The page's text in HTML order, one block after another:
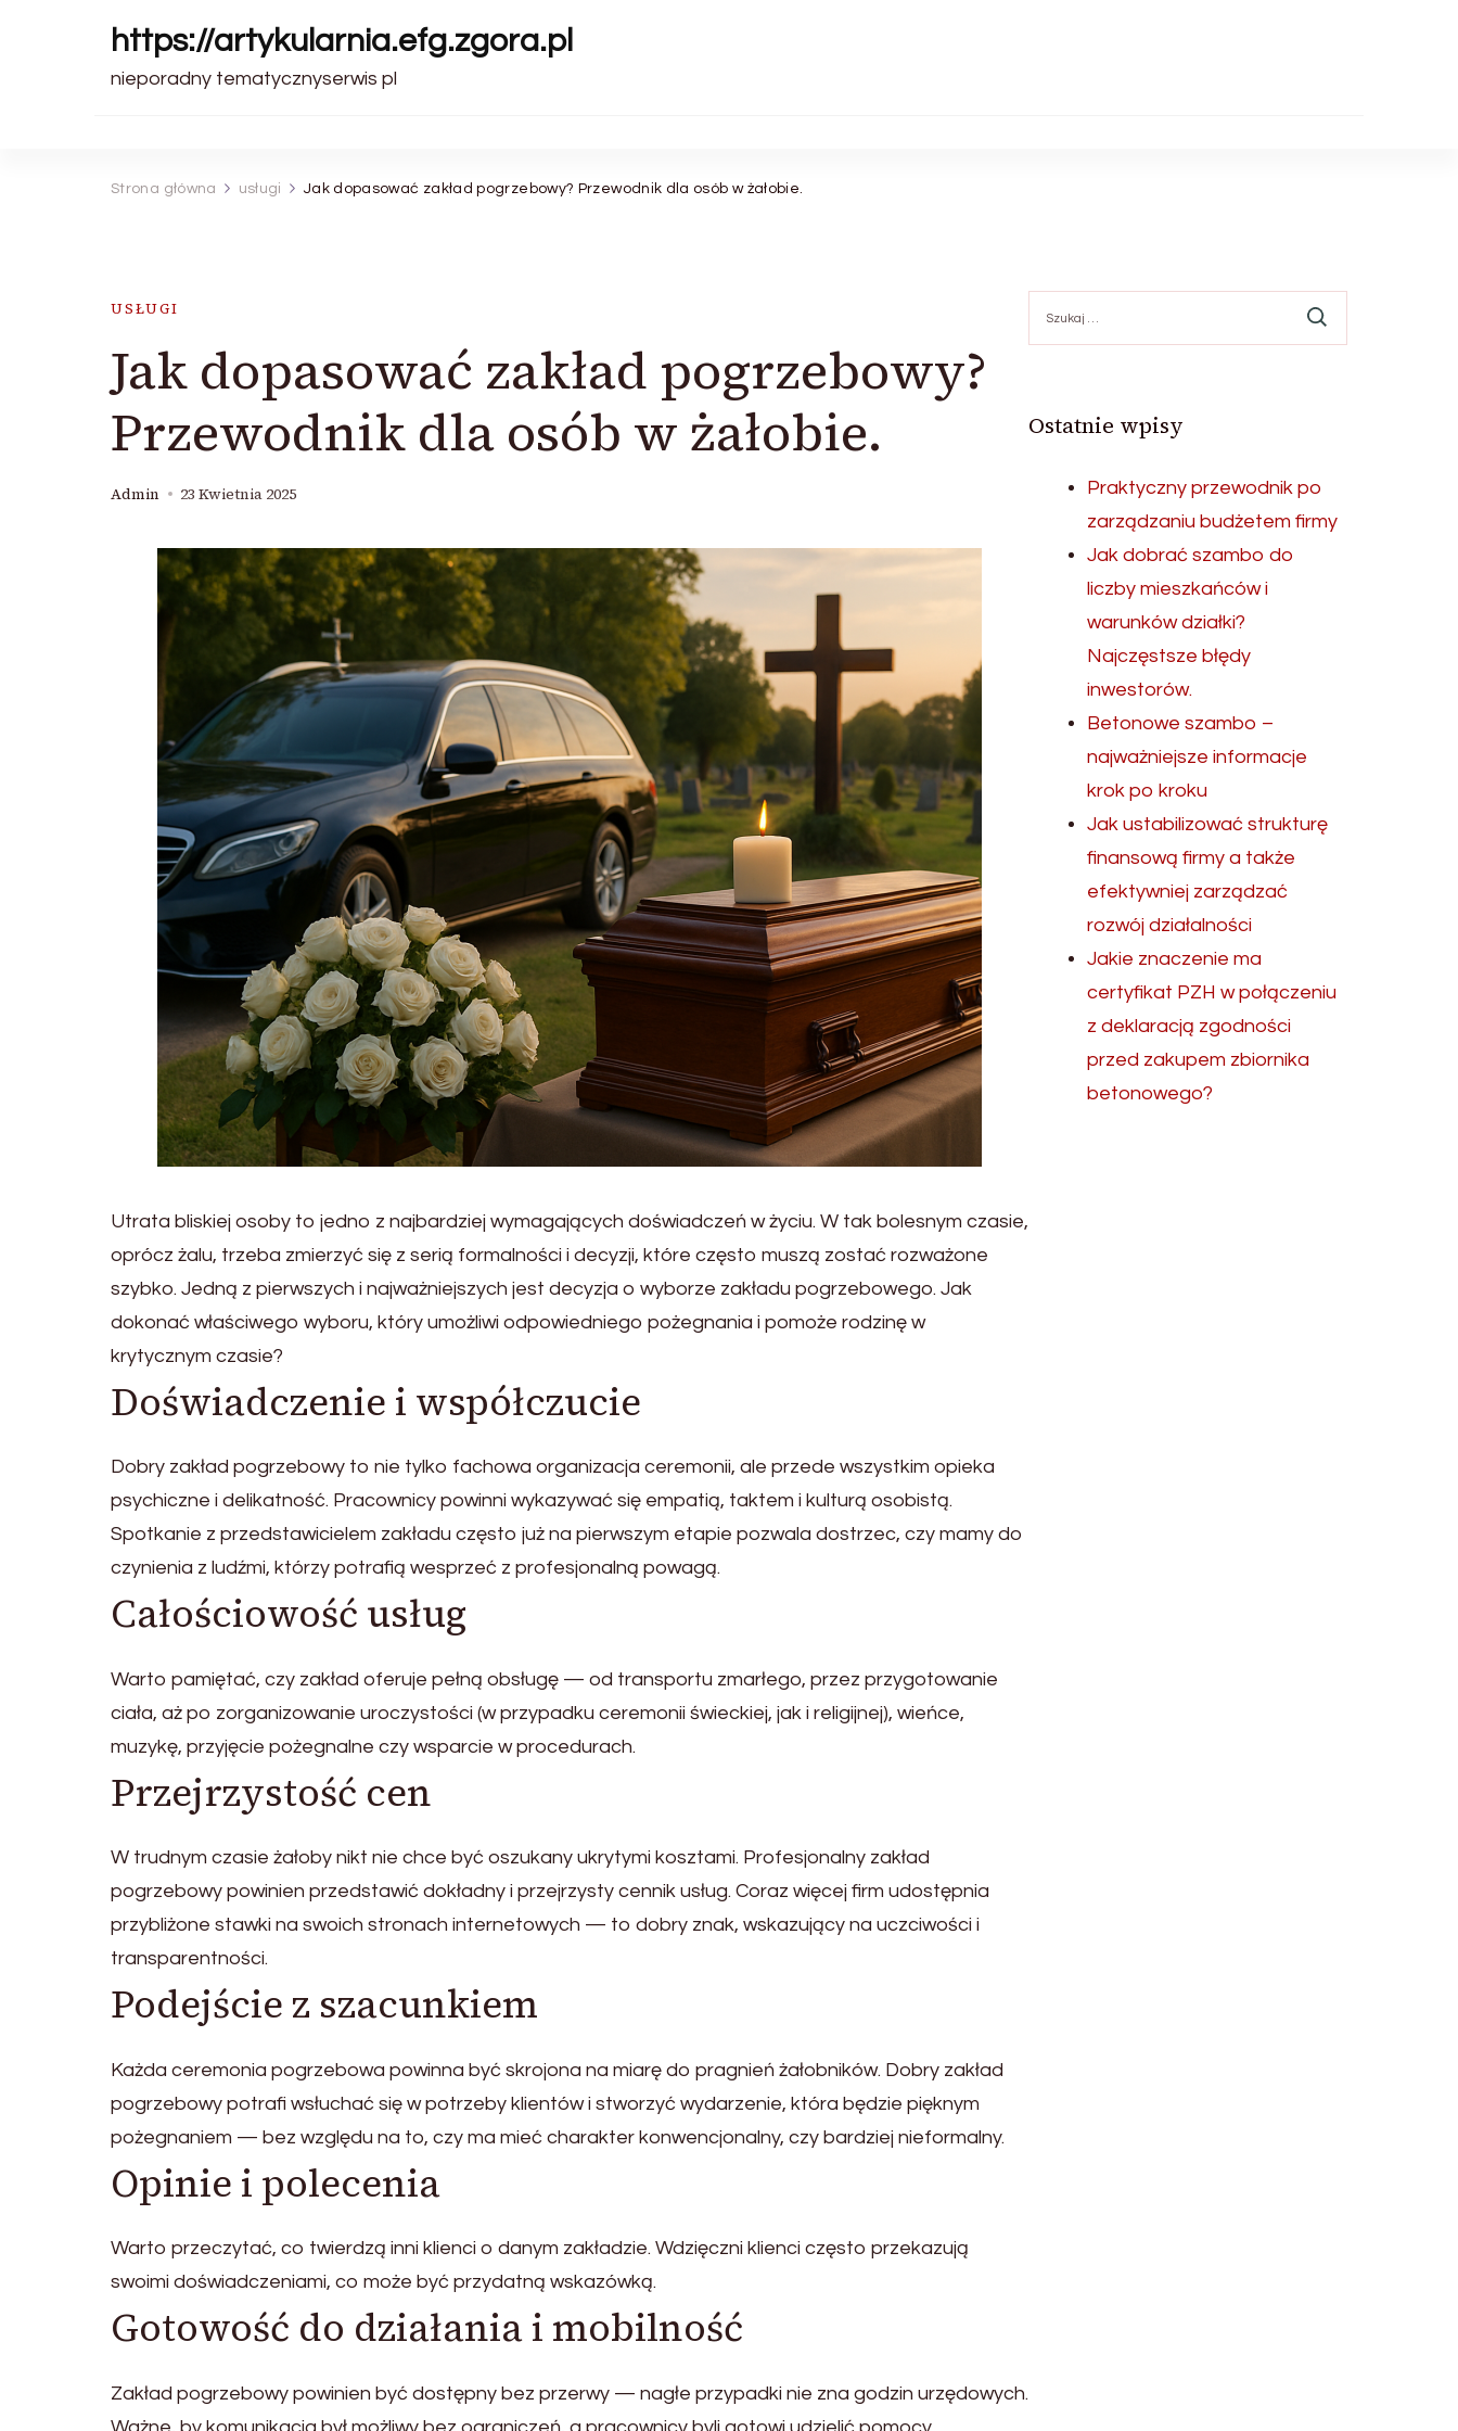
https://artykularnia.efg.zgora.pl
nieporadny tematycznyserwis pl
Strona główna usługi Jak dopasować zakład pogrzebowy? Przewodnik dla osób w żałobie.
USŁUGI
Jak dopasować zakład pogrzebowy?
Przewodnik dla osób w żałobie.
Admin 23 Kwietnia 2025
Utrata bliskiej osoby to jedno z najbardziej wymagających doświadczeń w życiu. W tak bolesnym czasie,
oprócz żalu, trzeba zmierzyć się z serią formalności i decyzji, które często muszą zostać rozważone
szybko. Jedną z pierwszych i najważniejszych jest decyzja o wyborze zakładu pogrzebowego. Jak
dokonać właściwego wyboru, który umożliwi odpowiedniego pożegnania i pomoże rodzinę w
krytycznym czasie?
Doświadczenie i współczucie
Dobry zakład pogrzebowy to nie tylko fachowa organizacja ceremonii, ale przede wszystkim opieka
psychiczne i delikatność. Pracownicy powinni wykazywać się empatią, taktem i kulturą osobistą.
Spotkanie z przedstawicielem zakładu często już na pierwszym etapie pozwala dostrzec, czy mamy do
czynienia z ludźmi, którzy potrafią wesprzeć z profesjonalną powagą.
Całościowość usług
Warto pamiętać, czy zakład oferuje pełną obsługę — od transportu zmarłego, przez przygotowanie
ciała, aż po zorganizowanie uroczystości (w przypadku ceremonii świeckiej, jak i religijnej), wieńce,
muzykę, przyjęcie pożegnalne czy wsparcie w procedurach.
Przejrzystość cen
W trudnym czasie żałoby nikt nie chce być oszukany ukrytymi kosztami. Profesjonalny zakład
pogrzebowy powinien przedstawić dokładny i przejrzysty cennik usług. Coraz więcej firm udostępnia
przybliżone stawki na swoich stronach internetowych — to dobry znak, wskazujący na uczciwości i
transparentności.
Podejście z szacunkiem
Każda ceremonia pogrzebowa powinna być skrojona na miarę do pragnień żałobników. Dobry zakład
pogrzebowy potrafi wsłuchać się w potrzeby klientów i stworzyć wydarzenie, która będzie pięknym
pożegnaniem — bez względu na to, czy ma mieć charakter konwencjonalny, czy bardziej nieformalny.
Opinie i polecenia
Warto przeczytać, co twierdzą inni klienci o danym zakładzie. Wdzięczni klienci często przekazują
swoimi doświadczeniami, co może być przydatną wskazówką.
Gotowość do działania i mobilność
Zakład pogrzebowy powinien być dostępny bez przerwy — nagłe przypadki nie zna godzin urzędowych.
Ostatnie wpisy
Praktyczny przewodnik po
zarządzaniu budżetem firmy
Jak dobrać szambo do
liczby mieszkańców i
warunków działki?
Najczęstsze błędy
inwestorów.
Betonowe szambo –
najważniejsze informacje
krok po kroku
Jak ustabilizować strukturę
finansową firmy a także
efektywniej zarządzać
rozwój działalności
Jakie znaczenie ma
certyfikat PZH w połączeniu
z deklaracją zgodności
przed zakupem zbiornika
betonowego?